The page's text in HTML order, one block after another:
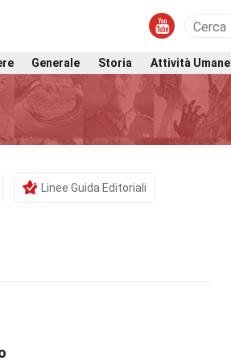
Generale Storia Attività Umane
Linee Guida Editoriali